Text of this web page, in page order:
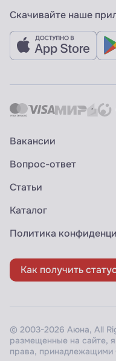
Скачивайте наше
Вакансии
Вопрос-ответ
Статьи
Каталог
Политика
Как получить
© 2003-2026 Аюна, All
размещенные на сайте,
права,